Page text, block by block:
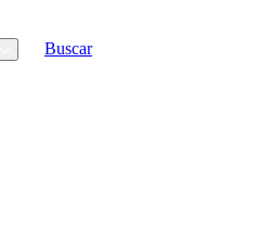
Buscar